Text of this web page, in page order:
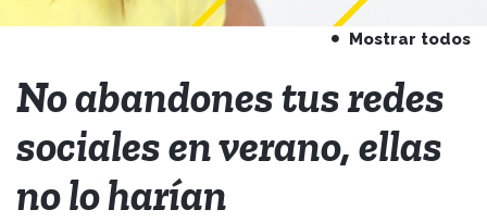
Mostrar todos
No abandones tus redes
sociales en verano, ellas
no lo harían